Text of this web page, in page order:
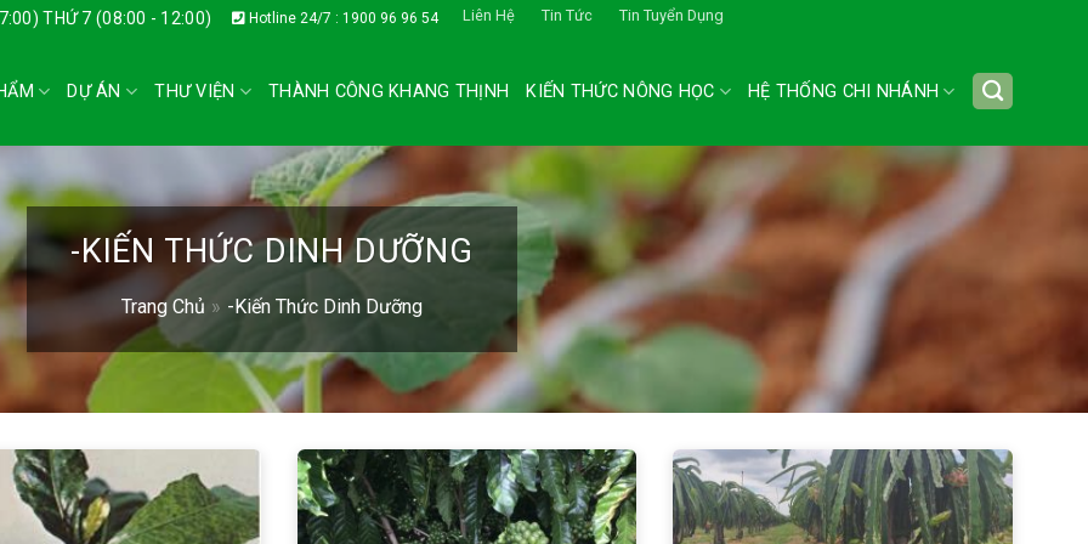
THỨ 7 (08:00 - 12:00) Hotline 24/7 : 1900 96 96 54 Liên Hệ Tin Tức Tin Tuyển Dụng
DỰ ÁN THƯ VIỆN THÀNH CÔNG KHANG THỊNH KIẾN THỨC NÔNG HỌC HỆ THỐNG CHI NHÁNH
-KIẾN THỨC DINH DƯỠNG
Trang Chủ » -Kiến Thức Dinh Dưỡng